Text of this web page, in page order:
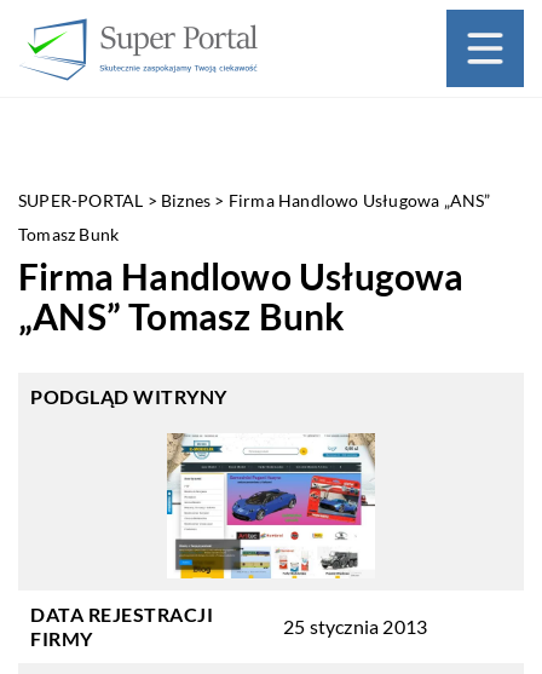
SUPER-PORTAL > Biznes > Firma Handlowo Usługowa „ANS”
Tomasz Bunk
Firma Handlowo Usługowa
„ANS” Tomasz Bunk
PODGLĄD WITRYNY
DATA REJESTRACJI
FIRMY
25 stycznia 2013